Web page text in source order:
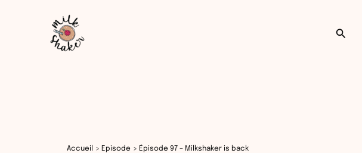
Accueil Episode Épisode 97 – Milkshaker is back